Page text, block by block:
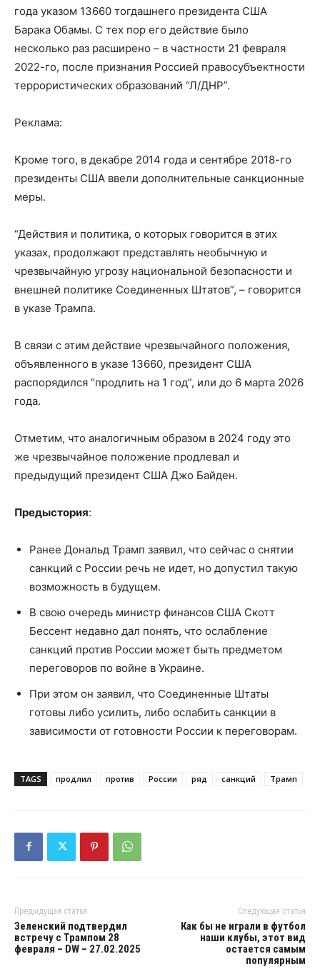
года указом 13660 тогдашнего президента США
Барака Обамы. С тех пор его действие было
несколько раз расширено – в частности 21 февраля
2022-го, после признания Россией правосубъектности
террористических образований “Л/ДНР”.
Реклама:
Кроме того, в декабре 2014 года и сентябре 2018-го
президенты США ввели дополнительные санкционные
меры.
“Действия и политика, о которых говорится в этих
указах, продолжают представлять необычную и
чрезвычайную угрозу национальной безопасности и
внешней политике Соединенных Штатов”, – говорится
в указе Трампа.
В связи с этим действие чрезвычайного положения,
объявленного в указе 13660, президент США
распорядился “продлить на 1 год”, или до 6 марта 2026
года.
Отметим, что аналогичным образом в 2024 году это
же чрезвычайное положение продлевал и
предыдущий президент США Джо Байден.
Предыстория:
Ранее Дональд Трамп заявил, что сейчас о снятии
санкций с России речь не идет, но допустил такую
возможность в будущем.
В свою очередь министр финансов США Скотт
Бессент недавно дал понять, что ослабление
санкций против России может быть предметом
переговоров по войне в Украине.
При этом он заявил, что Соединенные Штаты
готовы либо усилить, либо ослабить санкции в
зависимости от готовности России к переговорам.
TAGS продлил против России ряд санкций Трамп
Предыдущая статья
Зеленский подтвердил
встречу с Трампом 28
февраля – DW – 27.02.2025
Следующая статья
Как бы не играли в футбол
наши клубы, этот вид
остается самым
популярным